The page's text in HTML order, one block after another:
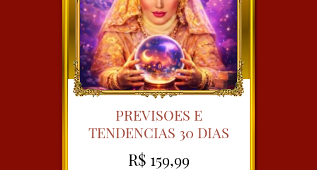
PREVISOES E
TENDENCIAS 30 DIAS
COM PEROLLA CIGANA
R$ 159,99